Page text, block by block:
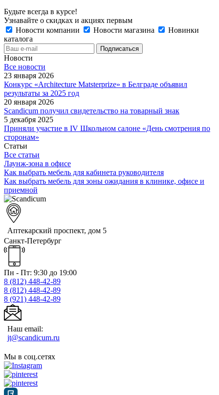
Будьте всегда в курсе!
Узнавайте о скидках и акциях первым
Новости компании
Новости магазина
Новинки
каталога
Новости
Все новости
23 января 2026
Конкурс «Architecture Matsterprize» в Белграде объявил
результаты за 2025 год
20 января 2026
Scandicum получил свидетельство на товарный знак
5 декабря 2025
Приняли участие в IV Школьном салоне «День смотрения по
сторонам»
Статьи
Все статьи
Лаунж-зона в офисе
Как выбрать мебель для кабинета руководителя
Как выбрать мебель для зоны ожидания в клинике, офисе и
приемной
Аптекарский проспект, дом 5
Санкт-Петербург
Пн - Пт: 9:30 до 19:00
8 (812) 448-42-89
8 (812) 448-42-89
8 (921) 448-42-89
Наш email:
jt@scandicum.ru
Мы в соц.сетях